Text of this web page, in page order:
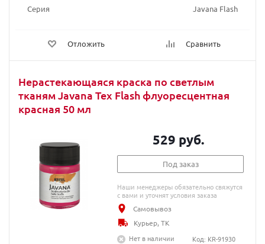
Серия
Javana Flash
Отложить Сравнить
Нерастекающаяся краска по светлым
тканям Javana Tex Flash флуоресцентная
красная 50 мл
529 руб.
Под заказ
Наши менеджеры обязательно свяжутся
с вами и уточнят условия заказа
Самовывоз
Курьер, ТК
Нет в наличии
Код: KR-91930